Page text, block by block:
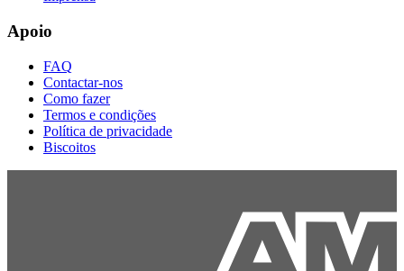
Apoio
FAQ
Contactar-nos
Como fazer
Termos e condições
Política de privacidade
Biscoitos